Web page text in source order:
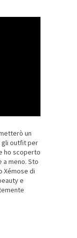
un
gli outfit per
ho scoperto
a meno. Sto
Xémose di
e